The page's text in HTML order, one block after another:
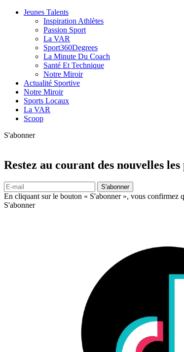
Jeunes Talents
Inspiration Athlètes
Passion Sport
La VAR
Sport360Degrees
La Minute Du Coach
Santé Et Technique
Notre Miroir
Actualité Sportive
Notre Miroir
Sports Locaux
La VAR
Scoop
S'abonner
Restez au courant des nouvelles
S'abonner
En cliquant sur le bouton « S'abonner », vous confirmez
S'abonner